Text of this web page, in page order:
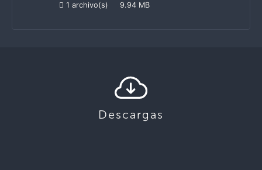
1 archivo(s) 9.94 MB
Descargas